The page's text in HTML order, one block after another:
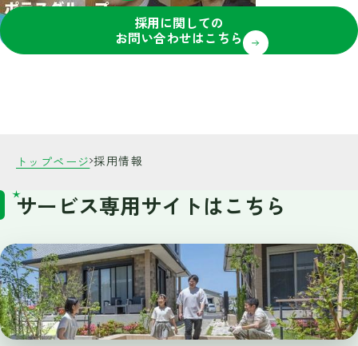
採用に関しての
お問い合わせはこちら
トップページ 採用情報
サービス専用サイトはこちら